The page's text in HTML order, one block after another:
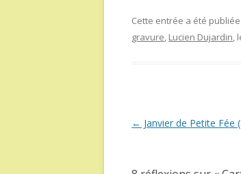
Cette entrée a été
gravure, Lucien Dujardin,
Navigation
← Janvier de Petite Fée